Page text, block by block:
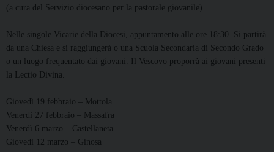
(a cura del Servizio diocesano per la pastorale giovanile)
Nelle singole Vicarie della Diocesi, appuntamento alle ore 18:30. Si partirà
da una Chiesa e si raggiungerà o una Scuola Secondaria di Secondo Grado
o un luogo frequentato dai giovani. Il Vescovo proporrà ai giovani presenti
la Lectio Divina.
Giovedì 19 febbraio – Mottola
Venerdì 27 febbraio – Massafra
Venerdì 6 marzo – Castellaneta
Giovedì 12 marzo – Ginosa